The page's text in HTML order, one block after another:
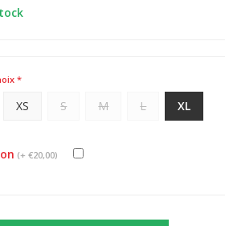
*
XS S M L XL
(+ €20,00)